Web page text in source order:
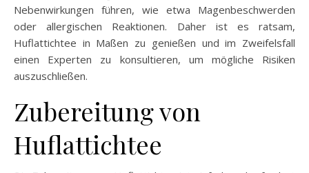
Nebenwirkungen führen, wie etwa Magenbeschwerden
oder allergischen Reaktionen. Daher ist es ratsam,
Huflattichtee in Maßen zu genießen und im Zweifelsfall
einen Experten zu konsultieren, um mögliche Risiken
auszuschließen.
Zubereitung von
Huflattichtee